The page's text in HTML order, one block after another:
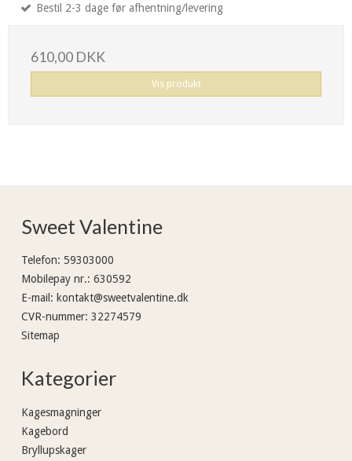
Bestil 2-3 dage før afhentning/levering
610,00 DKK
Vis produkt
Sweet Valentine
Telefon: 59303000
Mobilepay nr.: 630592
E-mail : kontakt@sweetvalentine.dk
CVR-nummer: 32274579
Sitemap
Kategorier
Kagesmagninger
Kagebord
Bryllupskager